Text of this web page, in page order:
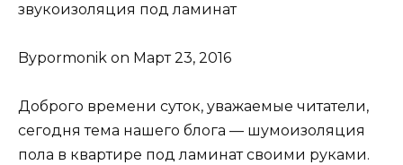
звукоизоляция под ламинат
Bypormonik on Март 23, 2016
Доброго времени суток, уважаемые читатели,
сегодня тема нашего блога — шумоизоляция
пола в квартире под ламинат своими руками.